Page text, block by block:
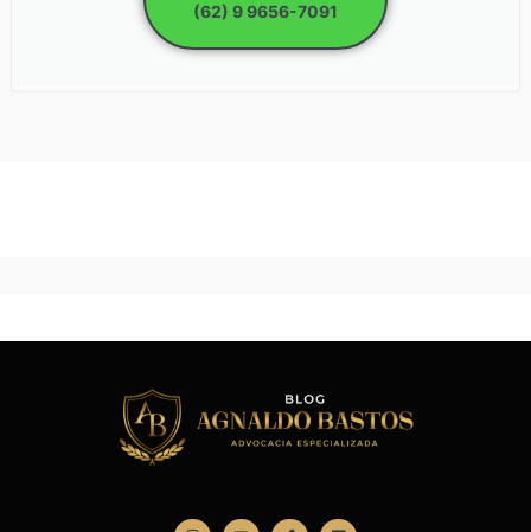
(62) 9 9656-7091